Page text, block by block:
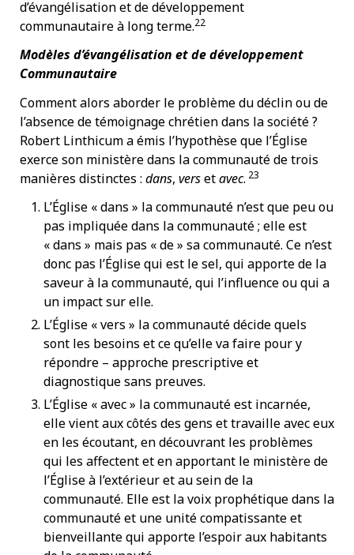
d’évangélisation et de développement
communautaire à long terme.22
Modèles d’évangélisation et de développement
Communautaire
Comment alors aborder le problème du déclin ou de
l’absence de témoignage chrétien dans la société ?
Robert Linthicum a émis l’hypothèse que l’Église
exerce son ministère dans la communauté de trois
manières distinctes : dans, versetavec. 23
L’Église « dans » la communauté n’est que peu ou
pas impliquée dans la communauté ; elle est
« dans » mais pas « de » sa communauté. Ce n’est
donc pas l’Église qui est le sel, qui apporte de la
saveur à la communauté, qui l’influence ou qui a
un impact sur elle.
L’Église « vers » la communauté décide quels
sont les besoins et ce qu’elle va faire pour y
répondre – approche prescriptive et
diagnostique sans preuves.
L’Église « avec » la communauté est incarnée,
elle vient aux côtés des gens et travaille avec eux
en les écoutant, en découvrant les problèmes
qui les affectent et en apportant le ministère de
l’Église à l’extérieur et au sein de la
communauté. Elle est la voix prophétique dans la
communauté et une unité compatissante et
bienveillante qui apporte l’espoir aux habitants